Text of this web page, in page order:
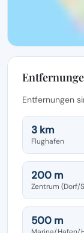
Entfernungen
3 km
Flughafen
200 m
Zentrum (Dorf/
500 m